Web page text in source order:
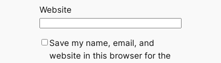
Website
Save my name, email, and
website in this browser for the